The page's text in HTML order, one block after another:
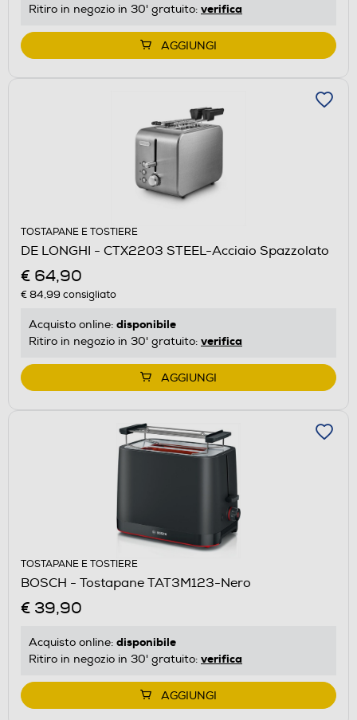
Ritiro in negozio in 30' gratuito: verifica
AGGIUNGI
TOSTAPANE E TOSTIERE
DE LONGHI - CTX2203 STEEL-Acciaio Spazzolato
€ 64,90
€ 84,99 consigliato
Acquisto online: disponibile
Ritiro in negozio in 30' gratuito: verifica
AGGIUNGI
TOSTAPANE E TOSTIERE
BOSCH - Tostapane TAT3M123-Nero
€ 39,90
Acquisto online: disponibile
Ritiro in negozio in 30' gratuito: verifica
AGGIUNGI